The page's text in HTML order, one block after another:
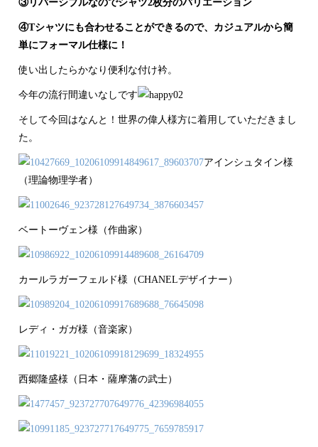
④Tシャツにも合わせることができるので、カジュアルから簡
単にフォーマル仕様に！
使い出したらかなり便利な付け衿。
今年の流行間違いなしです
そして今回はなんと！世界の偉人様方に着用していただきまし
た。
アインシュタイン様
（理論物理学者）
ベートーヴェン様（作曲家）
カールラガーフェルド様（CHANELデザイナー）
レディ・ガガ様（音楽家）
西郷隆盛様（日本・薩摩藩の武士）